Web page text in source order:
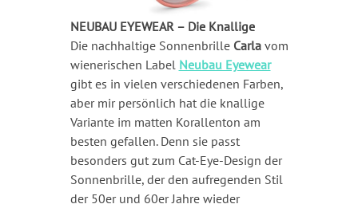
NEUBAU EYEWEAR – Die Knallige
Die nachhaltige Sonnenbrille Carlavom
wienerischen Label Neubau Eyewear
gibt es in vielen verschiedenen Farben,
aber mir persönlich hat die knallige
Variante im matten Korallenton am
besten gefallen. Denn sie passt
besonders gut zum Cat-Eye-Design der
Sonnenbrille, der den aufregenden Stil
der 50er und 60er Jahre wieder